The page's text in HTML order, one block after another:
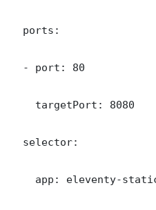
  ports:
  - port: 80
    targetPort: 8080
  selector:
app: eleventy-